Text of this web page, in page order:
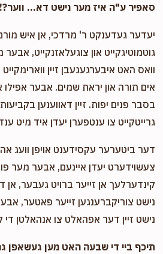
סאפיר ע"ה איז מער נישט דא... ווער?!
יעדער געדענקט ר' מרדכי, אן איש
גוטמוטיגקייט און צוגעלאזנקייט,
וואס האט איבערגעגעבן זיין
אים תורה און יראת שמים. אבער אפילו
בסבר פנים יפות. זיין דאווענען
גרייטקייט צו ענטפערן יעדן איד מיט
דער ביטערער עקסידענט אויפן וועג
צעשוידערט יעדן איינעם, אבער מער
קינדערלעך אן זייער ברויט געבער,
נישט צוריקברענגען זייער פאטער,
נישט זיין דער אפהאלט צו אנהאלטן
תיכף ביי די שבעה האט מען געשאפן